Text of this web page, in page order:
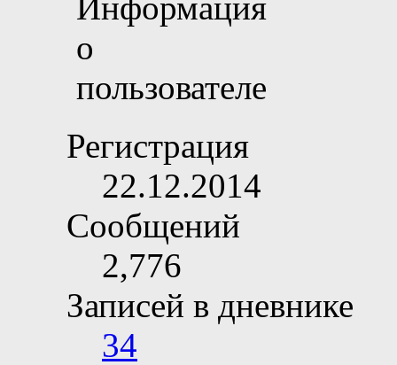
Регистрация
22.12.2014
Сообщений
2,776
Записей в дневнике
34